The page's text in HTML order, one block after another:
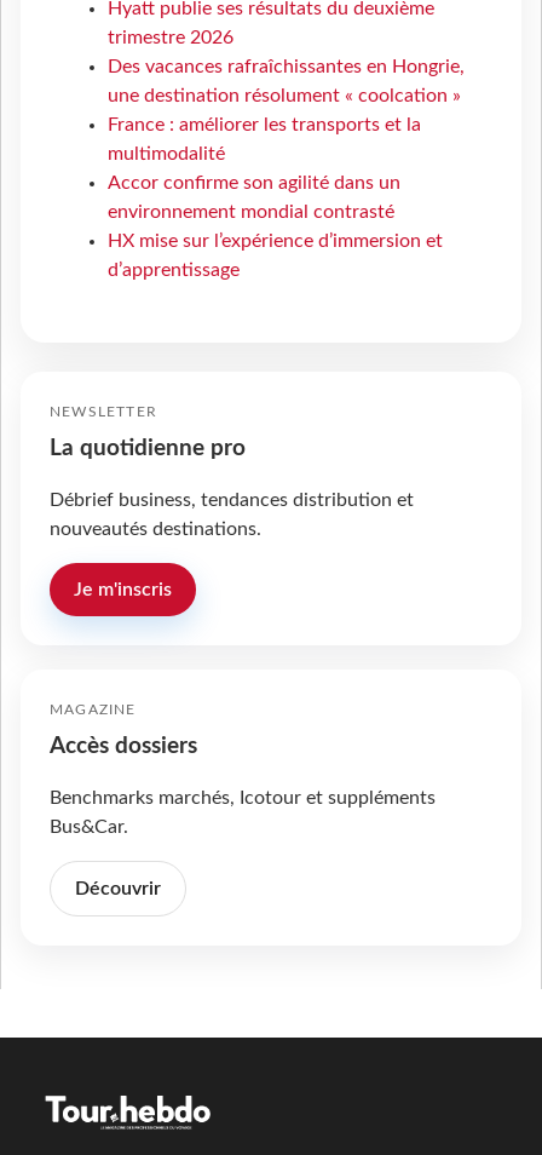
Hyatt publie ses résultats du deuxième
trimestre 2026
Des vacances rafraîchissantes en Hongrie,
une destination résolument « coolcation »
France : améliorer les transports et la
multimodalité
Accor confirme son agilité dans un
environnement mondial contrasté
HX mise sur l’expérience d’immersion et
d’apprentissage
NEWSLETTER
La quotidienne pro
Débrief business, tendances distribution et
nouveautés destinations.
Je m'inscris
MAGAZINE
Accès dossiers
Benchmarks marchés, Icotour et suppléments
Bus&Car.
Découvrir